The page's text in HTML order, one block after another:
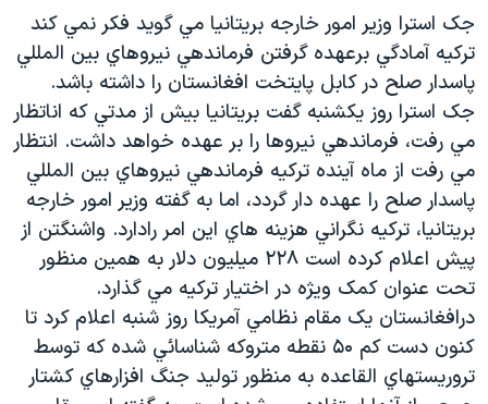
به
جستجو
گزیده‌ها
ویژه برنامه‌ها
ویدیوها
فرهنگ و زندگی
حقوق شهروندی
اقتصادی
علم و فناوری
اسرائیل در جنگ
گالری عکس
آرشیو پخش زنده
عملیات خشم حماسی
۲۵۰سالگی آمریکا
بایگانی برنامه‌های تلویزیونی
مستندها
انتخابات ریاست جمهوری آمریکا ۲۰۲۴
حمله جمهوری اسلامی به اسرائیل
رمز مهسا
ورزش زنان در ایران
اعتراضات زن، زندگی، آزادی
مجموعه مستندهای دادخواهی
پخش رادیویی
یادگیری زبان انگلیسی
دنبال کنید
زبانهای مختلف
جک استرا وزير امور خارجه بريتانيا مي گويد فکر نمي کند
ترکيه آمادگي برعهده گرفتن فرماندهي نيروهاي بين المللي
پاسدار صلح در کابل پايتخت افغانستان را داشته باشد.
جک استرا روز يکشنبه گفت بريتانيا بيش از مدتي که اناتظار
مي رفت، فرماندهي نيروها را بر عهده خواهد داشت. انتظار
مي رفت از ماه آينده ترکيه فرماندهي نيروهاي بين المللي
پاسدار صلح را عهده دار گردد، اما به گفته وزير امور خارجه
بريتانيا، ترکيه نگراني هزينه هاي اين امر رادارد. واشنگتن از
پيش اعلام کرده است ۲۲۸ ميليون دلار به همين منظور
تحت عنوان کمک ويژه در اختيار ترکيه مي گذارد.
درافغانستان يک مقام نظامي آمريکا روز شنبه اعلام کرد تا
کنون دست کم ۵۰ نقطه متروکه شناسائي شده که توسط
تروريستهاي القاعده به منظور توليد جنگ افزارهاي کشتار